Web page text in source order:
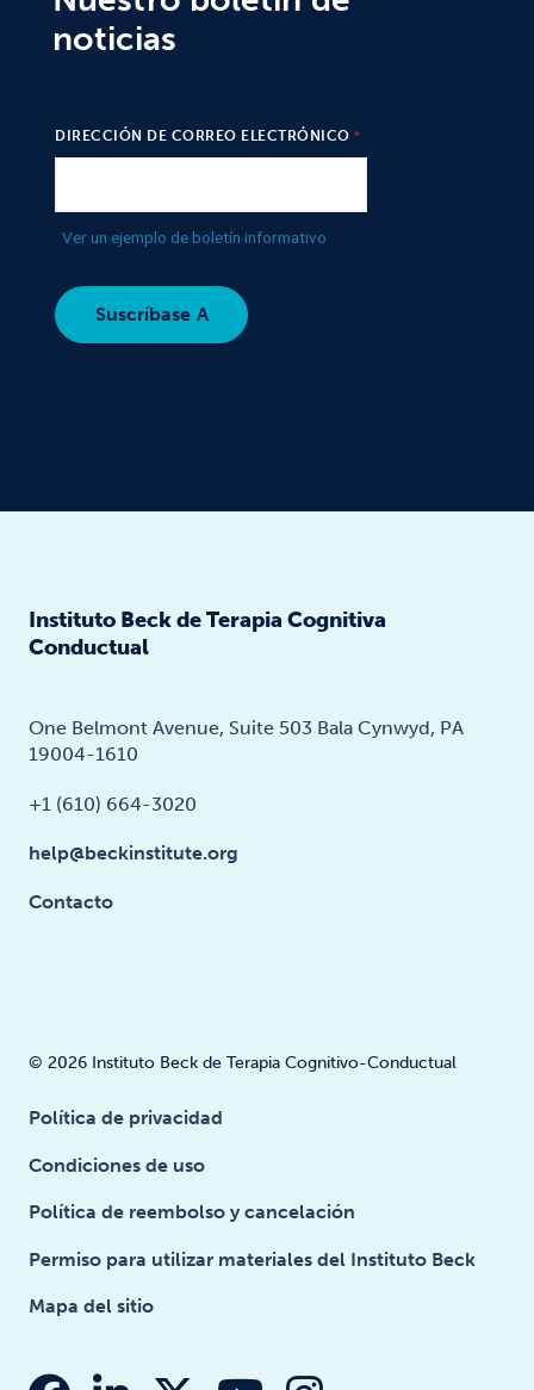
noticias
DIRECCIÓN DE CORREO ELECTRÓNICO
Ver un ejemplo de boletín informativo
Instituto Beck de Terapia Cognitiva
Conductual
One Belmont Avenue, Suite 503 Bala Cynwyd, PA
19004-1610
+1 (610) 664-3020
help@beckinstitute.org
Contacto
© 2026 Instituto Beck de Terapia Cognitivo-Conductual
Política de privacidad
Condiciones de uso
Política de reembolso y cancelación
Permiso para utilizar materiales del Instituto Beck
Mapa del sitio